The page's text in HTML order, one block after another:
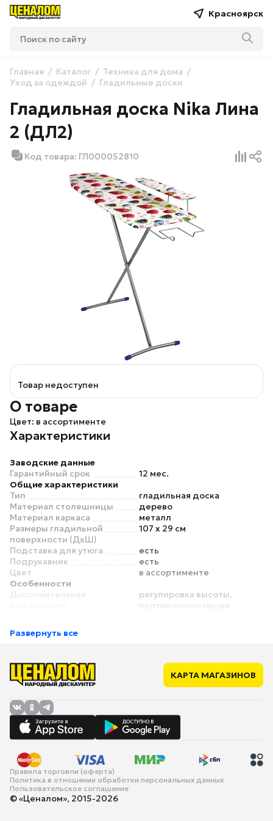
Красноярск
Главная Каталог
Техника для дома
Уход за одеждой
Гладильные доски
Гладильная доска Nika Лина
2 (ДЛ2)
Код товара: ГЛ000052810
Товар недоступен
О товаре
Цвет: в ассортименте
Характеристики
Заводские данные
Гарантийный срок
12 мес.
Общие характеристики
Тип
гладильная доска
Материал столешницы
дерево
Материал каркаса
металл
Размеры гладильной
поверхности (ДхШ)
107 x 29 см
Подставка для утюга
есть
Подрукавник
есть
Цвет
в ассортименте
Особенности
Дополнительная
регулировка высоты,
противоскользящие
В комплекте
Габариты и вес
Размеры гладильной
107 x 29 см
Высота
Дополнительно
Дополнительная
информация
регулировка высоты,
противоскользящие
Развернуть все
КАРТА МАГАЗИНОВ
Правила торговли (оферта)
Политика в отношении обработки персональных данных
Пользовательское соглашение
© «Ценалом», 2015-2026